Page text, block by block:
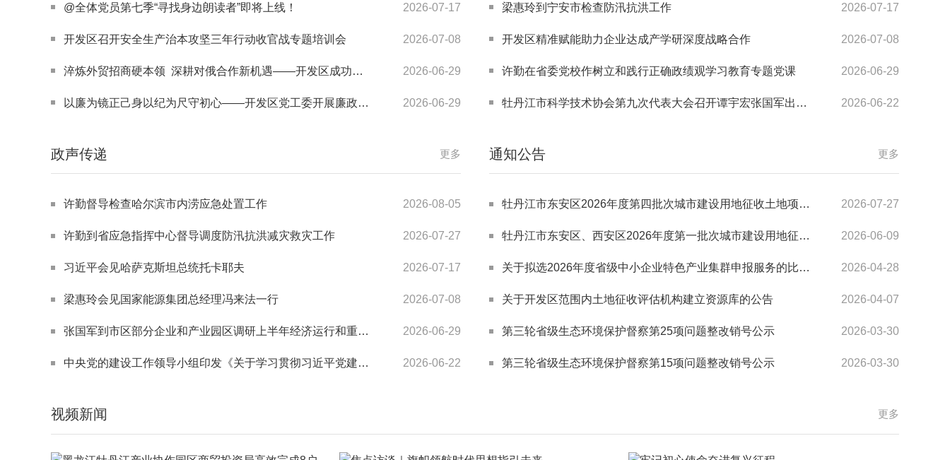
@全体党员第七季“寻找身边朗读者”即将上线！ 2026-07-17
开发区召开安全生产治本攻坚三年行动收官战专题培训会 2026-07-08
淬炼外贸招商硬本领 深耕对俄合作新机遇——开发区成功举办第三期业务比武活动 2026-06-29
以廉为镜正己身以纪为尺守初心——开发区党工委开展廉政教育主题党日活动 2026-06-29
梁惠玲到宁安市检查防汛抗洪工作 2026-07-17
开发区精准赋能助力企业达成产学研深度战略合作 2026-07-08
许勤在省委党校作树立和践行正确政绩观学习教育专题党课 2026-06-29
牡丹江市科学技术协会第九次代表大会召开谭宇宏张国军出席并讲话 2026-06-22
政声传递 更多
许勤督导检查哈尔滨市内涝应急处置工作 2026-08-05
许勤到省应急指挥中心督导调度防汛抗洪减灾救灾工作 2026-07-27
习近平会见哈萨克斯坦总统托卡耶夫 2026-07-17
梁惠玲会见国家能源集团总经理冯来法一行 2026-07-08
张国军到市区部分企业和产业园区调研上半年经济运行和重点项目建设情况 2026-06-29
中央党的建设工作领导小组印发《关于学习贯彻习近平党建思想的通知》 2026-06-22
通知公告 更多
牡丹江市东安区2026年度第四批次城市建设用地征收土地项目房屋及土地地上附属物拆除工程选取公告 2026-07-27
牡丹江市东安区、西安区2026年度第一批次城市建设用地征收土地项目房屋及土地地上附属物拆除工程选取公告 2026-06-09
关于拟选2026年度省级中小企业特色产业集群申报服务的比价公告 2026-04-28
关于开发区范围内土地征收评估机构建立资源库的公告 2026-04-07
第三轮省级生态环境保护督察第25项问题整改销号公示 2026-03-30
第三轮省级生态环境保护督察第15项问题整改销号公示 2026-03-30
视频新闻 更多